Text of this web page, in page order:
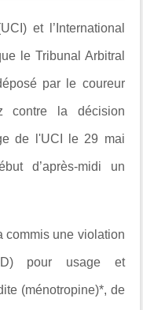
et l’International
le Tribunal Arbitral
par le coureur
contre la décision
de l'UCI le 29 mai
d’après-midi un
commis une violation
pour usage et
(ménotropine)*, de